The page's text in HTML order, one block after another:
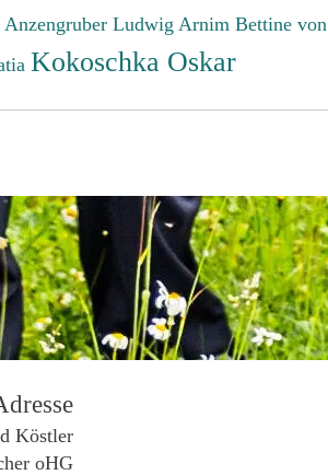
Anzengruber Ludwig Arnim Bettine von
Kokoschka Oskar
Köstler
oHG